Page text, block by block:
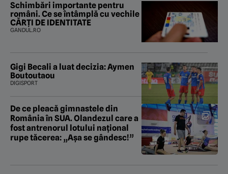
Schimbări importante pentru
români. Ce se întâmplă cu vechile
CĂRȚI DE IDENTITATE
GANDUL.RO
Gigi Becali a luat decizia: Aymen
Boutoutaou
DIGISPORT
De ce pleacă gimnastele din
România în SUA. Olandezul care a
fost antrenorul lotului național
rupe tăcerea: „Așa se gândesc!”